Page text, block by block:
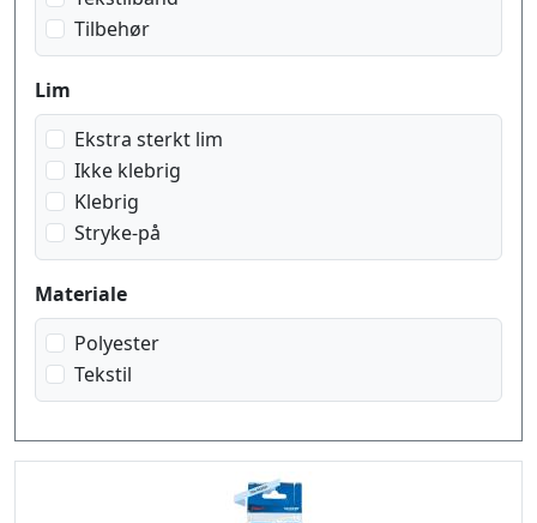
Tilbehør
Lim
Ekstra sterkt lim
Ikke klebrig
Klebrig
Stryke-på
Materiale
Polyester
Tekstil